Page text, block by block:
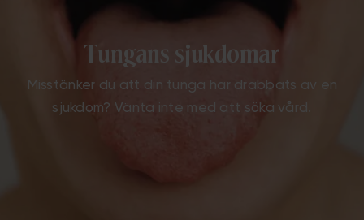
Tungans sjukdomar
Misstänker du att din tunga har drabbats av en
sjukdom? Vänta inte med att söka vård.